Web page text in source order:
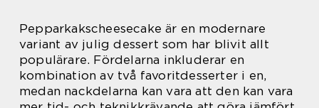
Pepparkakscheesecake är en modernare
variant av julig dessert som har blivit allt
populärare. Fördelarna inkluderar en
kombination av två favoritdesserter i en,
medan nackdelarna kan vara att den kan vara